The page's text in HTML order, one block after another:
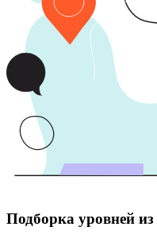
Подборка уровней из